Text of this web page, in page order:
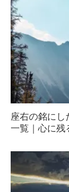
座右の銘にし
一覧｜心に残